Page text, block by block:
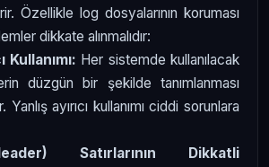
Özellikle log dosyalarının koruması
dikkate alınmalıdır:
Kullanımı: Her sistemde kullanılacak
düzgün bir şekilde tanımlanması
ayırıcı kullanımı ciddi sorunlara
Satırlarının Dikkatli